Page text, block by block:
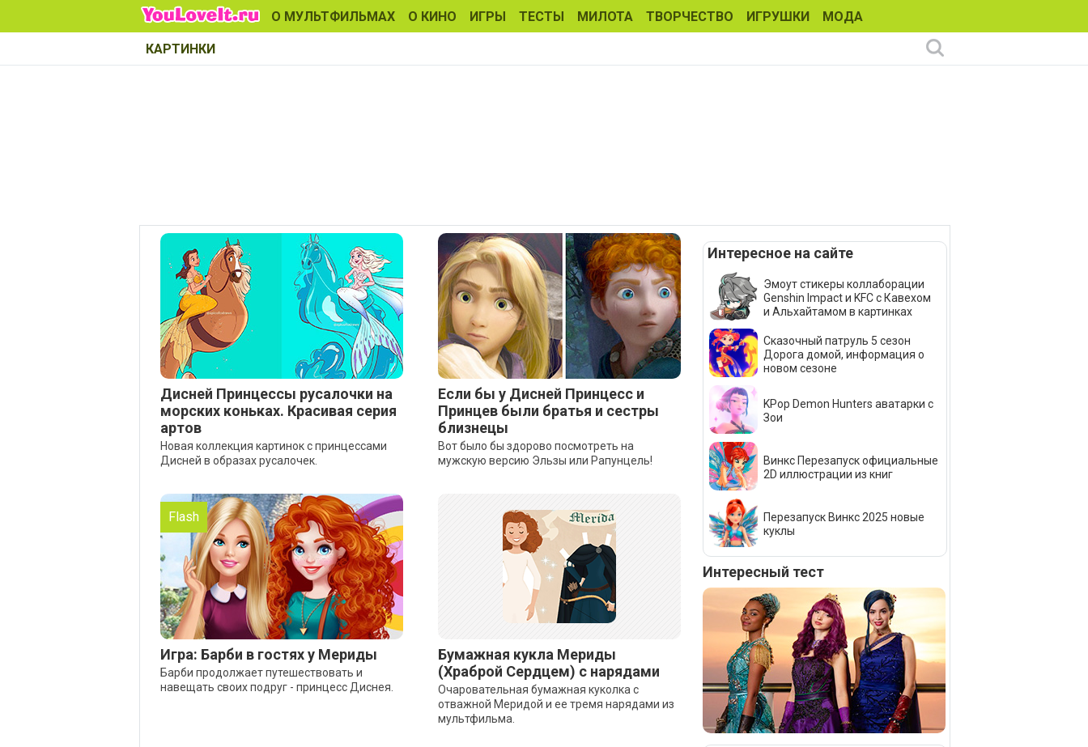
О МУЛЬТФИЛЬМАХ О КИНО ИГРЫ ТЕСТЫ МИЛОТА ТВОРЧЕСТВО ИГРУШКИ МОДА
КАРТИНКИ
Дисней Принцессы русалочки на
морских коньках. Красивая серия
артов
Новая коллекция картинок с принцессами
Дисней в образах русалочек.
Если бы у Дисней Принцесс и
Принцев были братья и сестры
близнецы
Вот было бы здорово посмотреть на
мужскую версию Эльзы или Рапунцель!
Flash
Игра: Барби в гостях у Мериды
Барби продолжает путешествовать и
навещать своих подруг - принцесс Диснея.
Бумажная кукла Мериды
(Храброй Сердцем) с нарядами
Очаровательная бумажная куколка с
отважной Меридой и ее тремя нарядами из
мультфильма.
Интересное на сайте
Эмоут стикеры коллаборации
Genshin Impact и KFC с Кавехом
и Альхайтамом в картинках
Сказочный патруль 5 сезон
Дорога домой, информация о
новом сезоне
KPop Demon Hunters аватарки с
Зои
Винкс Перезапуск официальные
2D иллюстрации из книг
Перезапуск Винкс 2025 новые
куклы
Интересный тест